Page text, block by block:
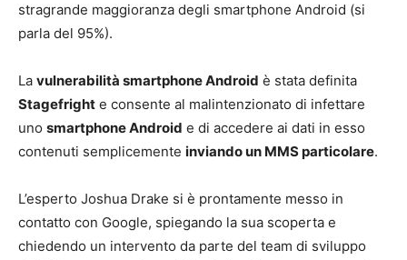
stragrande maggioranza degli smartphone Android (si
parla del 95%).
La vulnerabilità smartphone Android è stata definita
Stagefright e consente al malintenzionato di infettare
uno smartphone Android e di accedere ai dati in esso
contenuti semplicemente inviando un MMS particolare.
L’esperto Joshua Drake si è prontamente messo in
contatto con Google, spiegando la sua scoperta e
chiedendo un intervento da parte del team di sviluppo